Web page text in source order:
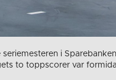
i
to toppscorer var